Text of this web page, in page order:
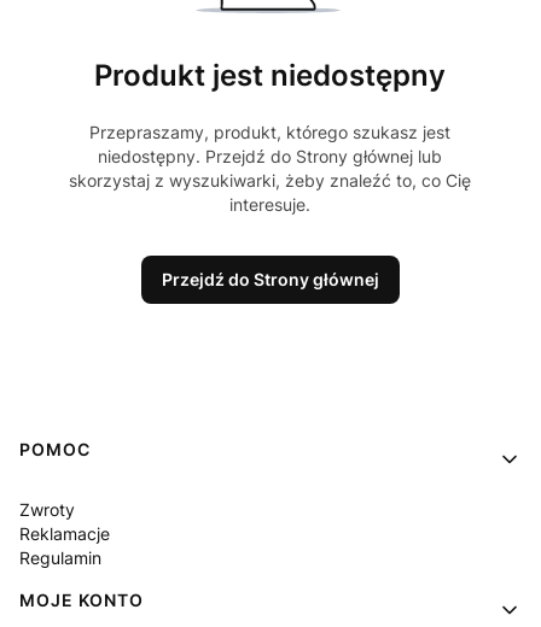
Produkt jest niedostępny
Przepraszamy, produkt, którego szukasz jest
niedostępny. Przejdź do Strony głównej lub
skorzystaj z wyszukiwarki, żeby znaleźć to, co Cię
interesuje.
Przejdź do Strony głównej
Linki w stopce
POMOC
Zwroty
Reklamacje
Regulamin
MOJE KONTO